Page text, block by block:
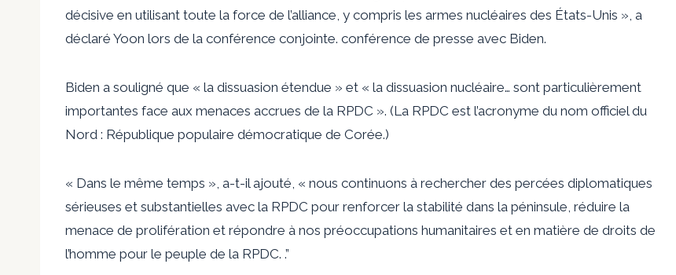
décisive en utilisant toute la force de l’alliance, y compris les armes nucléaires des États-Unis », a
déclaré Yoon lors de la conférence conjointe. conférence de presse avec Biden.
Biden a souligné que « la dissuasion étendue » et « la dissuasion nucléaire… sont particulièrement
importantes face aux menaces accrues de la RPDC ». (La RPDC est l’acronyme du nom officiel du
Nord : République populaire démocratique de Corée.)
« Dans le même temps », a-t-il ajouté, « nous continuons à rechercher des percées diplomatiques
sérieuses et substantielles avec la RPDC pour renforcer la stabilité dans la péninsule, réduire la
menace de prolifération et répondre à nos préoccupations humanitaires et en matière de droits de
l’homme pour le peuple de la RPDC. .”